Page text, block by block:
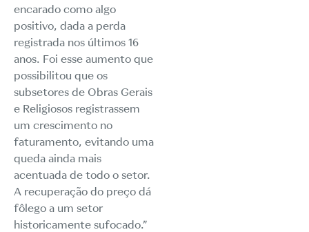
encarado como algo
positivo, dada a perda
registrada nos últimos 16
anos. Foi esse aumento que
possibilitou que os
subsetores de Obras Gerais
e Religiosos registrassem
um crescimento no
faturamento, evitando uma
queda ainda mais
acentuada de todo o setor.
A recuperação do preço dá
fôlego a um setor
historicamente sufocado.”